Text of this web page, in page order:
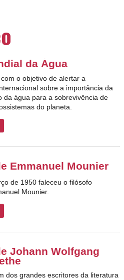
da Água
o objetivo de alertar a
sobre a importância da
da água para a sobrevivência de
do planeta.
Emmanuel Mounier
de 1950 faleceu o filósofo
Mounier.
Johann Wolfgang
dos grandes escritores da literatura